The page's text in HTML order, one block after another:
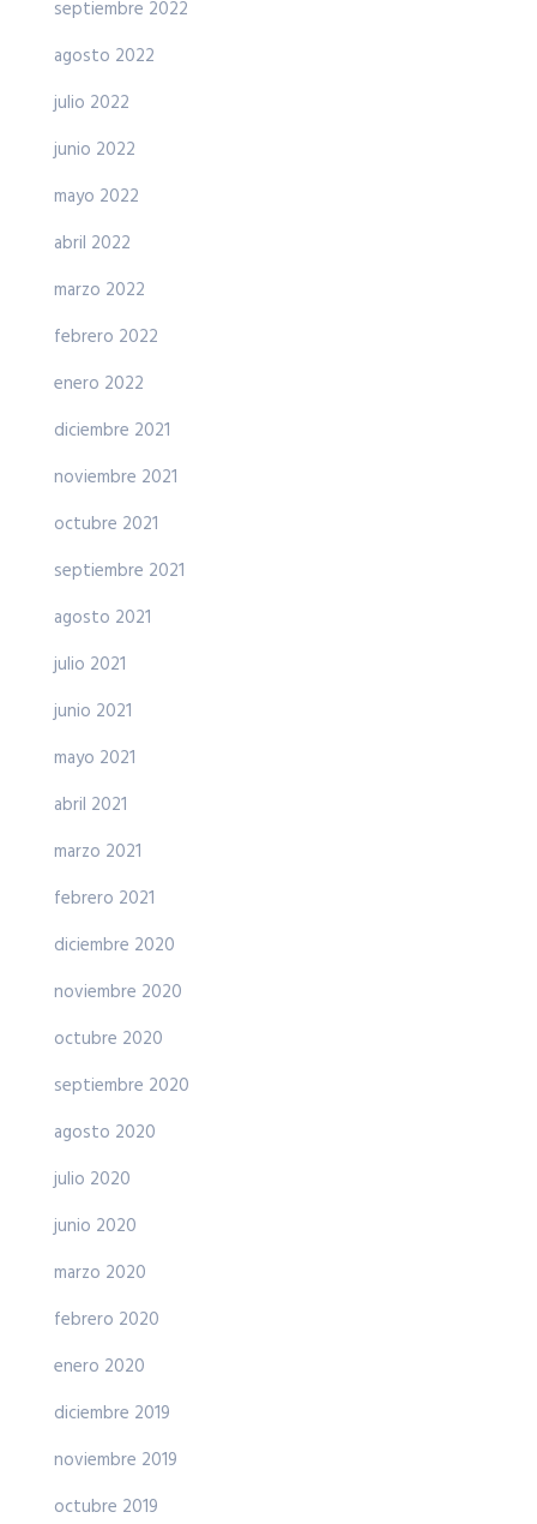
septiembre 2022
agosto 2022
julio 2022
junio 2022
mayo 2022
abril 2022
marzo 2022
febrero 2022
enero 2022
diciembre 2021
noviembre 2021
octubre 2021
septiembre 2021
agosto 2021
julio 2021
junio 2021
mayo 2021
abril 2021
marzo 2021
febrero 2021
diciembre 2020
noviembre 2020
octubre 2020
septiembre 2020
agosto 2020
julio 2020
junio 2020
marzo 2020
febrero 2020
enero 2020
diciembre 2019
noviembre 2019
octubre 2019